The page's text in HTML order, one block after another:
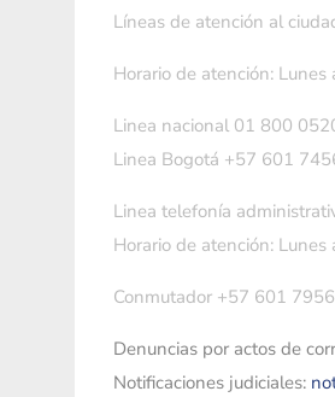
Líneas de atención al
Horario de atención:
Linea nacional 01 800
Linea Bogotá +57 601
Linea telefonía
Horario de atención:
Conmutador +57 601
Denuncias por actos de
Notificaciones judiciales: